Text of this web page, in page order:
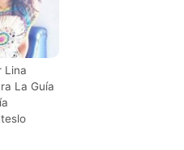
Lina
La Guía